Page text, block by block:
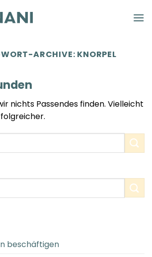
ARCHIVE: KNORPEL
nichts Passendes finden. Vielleicht
beschäftigen